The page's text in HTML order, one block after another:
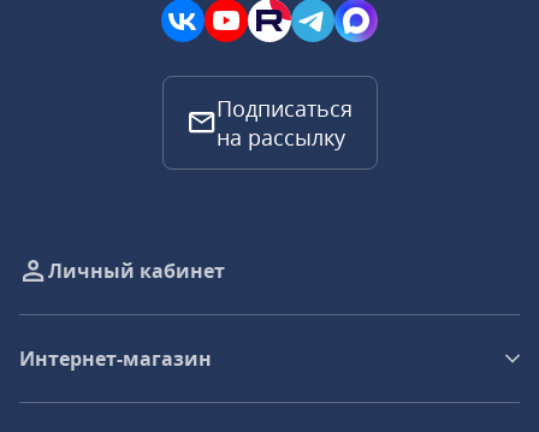
Подписаться
на рассылку
Личный кабинет
Интернет-магазин